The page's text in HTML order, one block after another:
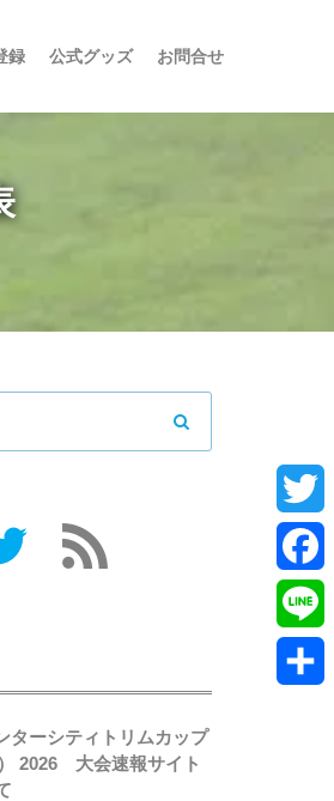
録 公式グッズ お問合せ
ターシティトリムカップ
） 2026 大会速報サイト
Line